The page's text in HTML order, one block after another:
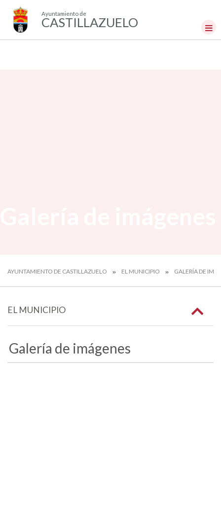
Ayuntamiento de
CASTILLAZUELO
AYUNTAMIENTO DE CASTILLAZUELO EL MUNICIPIO GALERÍA DE
EL MUNICIPIO
Galería de imágenes